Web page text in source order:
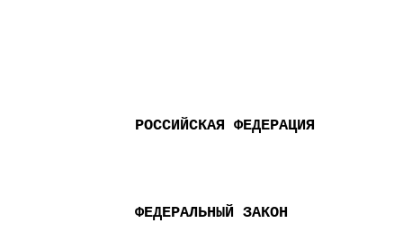
РОССИЙСКАЯ ФЕДЕРАЦИЯ
ФЕДЕРАЛЬНЫЙ ЗАКОН